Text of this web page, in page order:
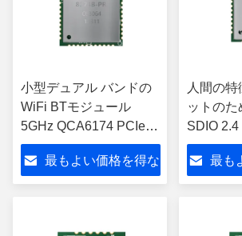
小型デュアル バンドの
WiFi BTモジュール
5GHz QCA6174 PCIe無
線Bluetoothモジュール
最もよい価格を得な
人間の
ットの
SDIO
Wifiモジ
最も